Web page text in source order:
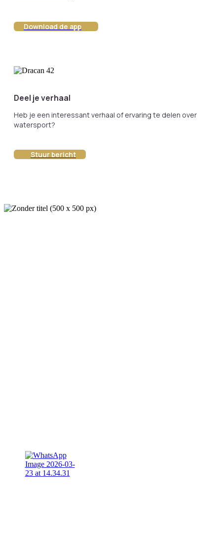
Download de app
Deel je verhaal
Heb je een interessant verhaal of ervaring te delen over
watersport?
Stuur bericht